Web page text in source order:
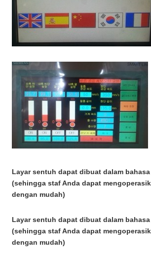
Layar sentuh dapat dibuat dalam
(sehingga staf Anda dapat
dengan mudah)
Layar sentuh dapat dibuat dalam
(sehingga staf Anda dapat
dengan mudah)